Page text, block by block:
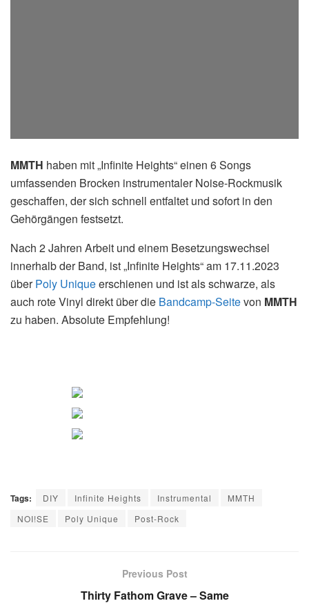
MMTH haben mit „Infinite Heights“ einen 6 Songs
umfassenden Brocken instrumentaler Noise-Rockmusik
geschaffen, der sich schnell entfaltet und sofort in den
Gehörgängen festsetzt.
Nach 2 Jahren Arbeit und einem Besetzungswechsel
innerhalb der Band, ist „Infinite Heights“ am 17.11.2023
überPoly Uniqueerschienen und ist als schwarze, als
auch rote Vinyl direkt über die Bandcamp-Seitevon MMTH
zu haben. Absolute Empfehlung!
Tags: DIY Infinite Heights Instrumental
MMTH
NOI!SE
Poly Unique Post-Rock
Previous Post
Thirty Fathom Grave – Same